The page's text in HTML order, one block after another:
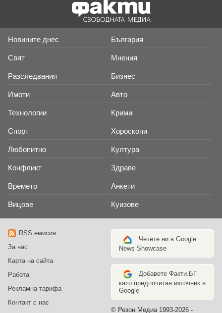
Новините днес България
Свят Мнения
Разследвания Бизнес
Имоти Авто
Технологии Крими
Спорт Хороскопи
Любопитно Култура
Конфликт Здраве
Времето Анкети
Вицове Куизове
RSS емисия
За нас
Карта на сайта
Работа
Рекламна тарифа
Контакт с нас
Четете ни в Google
News Showcase
Добавете Факти.БГ
като предпочитан източник в
Google
© Резон Медиа 1993-2026 -